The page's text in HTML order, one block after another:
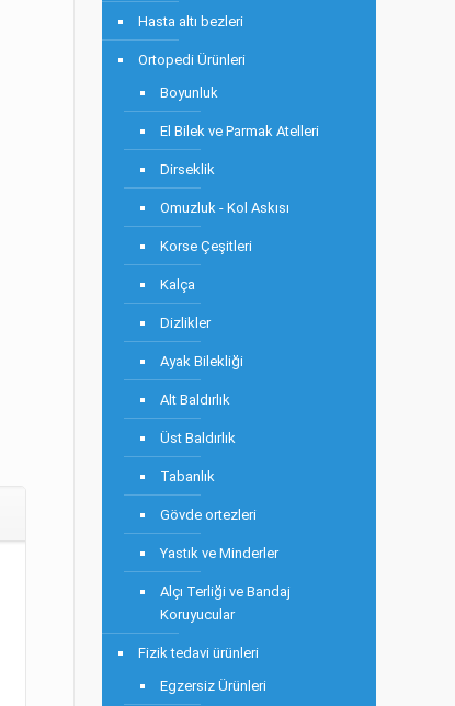
Hasta altı bezleri
Ortopedi Ürünleri
Boyunluk
El Bilek ve Parmak Atelleri
Dirseklik
Omuzluk - Kol Askısı
Korse Çeşitleri
Kalça
Dizlikler
Ayak Bilekliği
Alt Baldırlık
Üst Baldırlık
Tabanlık
Gövde ortezleri
Yastık ve Minderler
Alçı Terliği ve Bandaj
Koruyucular
Fizik tedavi ürünleri
Egzersiz Ürünleri